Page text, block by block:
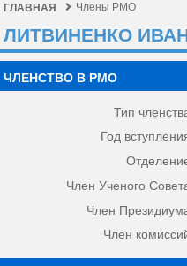
ГЛАВНАЯ Члены РМО
ЛИТВИНЕНКО
ЧЛЕНСТВО В РМО
Тип
Год
Член Ученого
Член
Член